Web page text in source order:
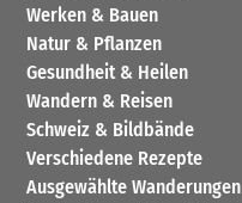
Werken & Bauen
Natur & Pflanzen
Gesundheit & Heilen
Wandern & Reisen
Schweiz & Bildbände
Verschiedene Rezepte
Ausgewählte Wanderungen